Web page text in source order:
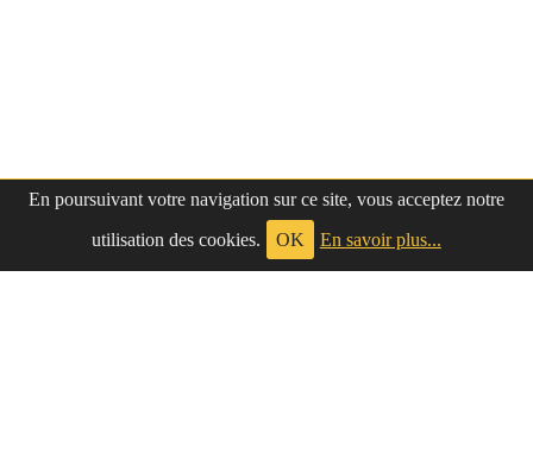
En poursuivant votre navigation sur ce site, vous acceptez notre
utilisation des cookies.
OK En savoir plus...